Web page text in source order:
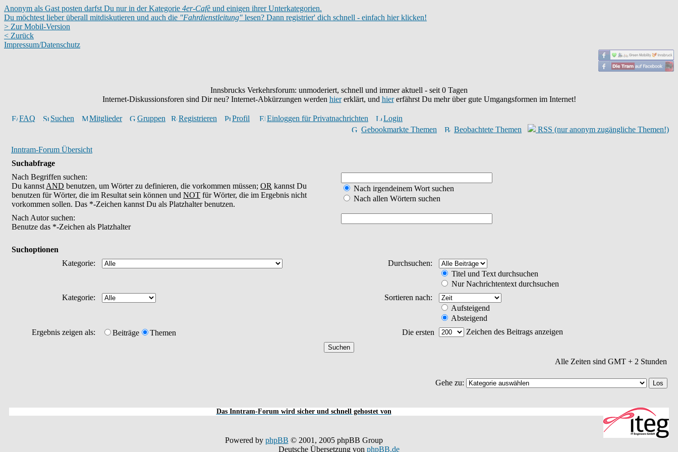
Anonym als Gast posten darfst Du nur in der Kategorie 4er-Cafè und einigen ihrer Unterkategorien.
Du möchtest lieber überall mitdiskutieren und auch die "Fahrdienstleitung" lesen? Dann registrier' dich schnell - einfach hier klicken!
> Zur Mobil-Version
< Zurück
Impressum/Datenschutz
Innsbrucks Verkehrsforum: unmoderiert, schnell und immer aktuell - seit 0 Tagen
Internet-Diskussionsforen sind Dir neu? Internet-Abkürzungen werden hiererklärt, und hiererfährst Du mehr über gute Umgangsformen im Internet!
FAQ Suchen Mitglieder Gruppen Registrieren Profil Einloggen für Privatnachrichten
Login
Gebookmarkte Themen
Beobachtete Themen RSS (nur anonym zugängliche Themen!)
Inntram-Forum Übersicht
Suchabfrage
Nach Begriffen suchen:
Du kannst AND benutzen, um Wörter zu definieren, die vorkommen müssen; OR kannst Du
benutzen für Wörter, die im Resultat sein können und NOT für Wörter, die im Ergebnis nicht
vorkommen sollen. Das *-Zeichen kannst Du als Platzhalter benutzen.
Nach irgendeinem Wort suchen
Nach allen Wörtern suchen
Nach Autor suchen:
Benutze das *-Zeichen als Platzhalter
Suchoptionen
Kategorie:
Durchsuchen:
Titel und Text durchsuchen
Nur Nachrichtentext durchsuchen
Kategorie:
Sortieren nach:
Aufsteigend
Absteigend
Ergebnis zeigen als:
Beiträge Themen Die ersten Zeichen des Beitrags anzeigen
Alle Zeiten sind GMT + 2 Stunden
Gehe zu:
Das Inntram-Forum wird sicher und schnell gehostet von
Powered by phpBB © 2001, 2005 phpBB Group
Deutsche Übersetzung von phpBB.de